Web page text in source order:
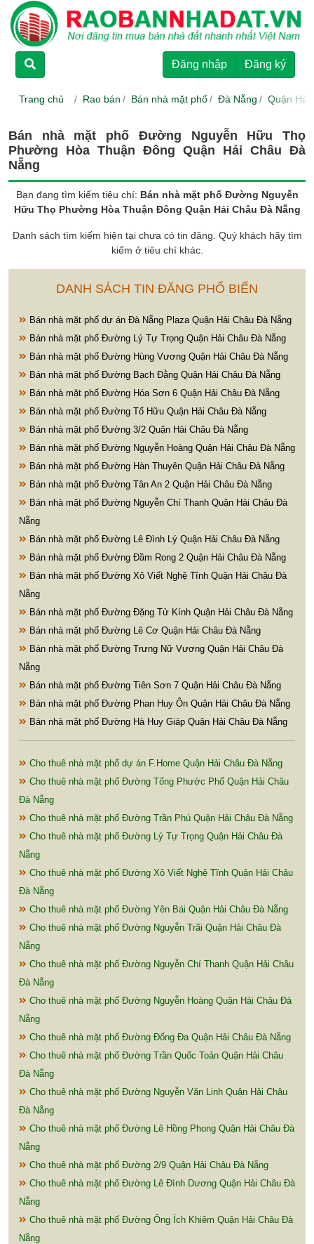
Đăng nhập Đăng ký
Trang chủ Rao bán Bán nhà mặt phố Đà Nẵng Quận Hải
Bán nhà mặt phố Đường Nguyễn Hữu Thọ
Phường Hòa Thuận Đông Quận Hải Châu Đà
Nẵng
Bạn đang tìm kiếm tiêu chí: Bán nhà mặt phố Đường Nguyễn
Hữu Thọ Phường Hòa Thuận Đông Quận Hải Châu Đà Nẵng
Danh sách tìm kiếm hiện tại chưa có tin đăng. Quý khách hãy tìm
kiếm ở tiêu chí khác.
DANH SÁCH TIN ĐĂNG PHỔ BIẾN
Bán nhà mặt phố dự án Đà Nẵng Plaza Quận Hải Châu Đà Nẵng
Bán nhà mặt phố Đường Lý Tự Trọng Quận Hải Châu Đà Nẵng
Bán nhà mặt phố Đường Hùng Vương Quận Hải Châu Đà Nẵng
Bán nhà mặt phố Đường Bạch Đằng Quận Hải Châu Đà Nẵng
Bán nhà mặt phố Đường Hóa Sơn 6 Quận Hải Châu Đà Nẵng
Bán nhà mặt phố Đường Tố Hữu Quận Hải Châu Đà Nẵng
Bán nhà mặt phố Đường 3/2 Quận Hải Châu Đà Nẵng
Bán nhà mặt phố Đường Nguyễn Hoàng Quận Hải Châu Đà Nẵng
Bán nhà mặt phố Đường Hàn Thuyên Quận Hải Châu Đà Nẵng
Bán nhà mặt phố Đường Tân An 2 Quận Hải Châu Đà Nẵng
Bán nhà mặt phố Đường Nguyễn Chí Thanh Quận Hải Châu Đà
Nẵng
Bán nhà mặt phố Đường Lê Đình Lý Quận Hải Châu Đà Nẵng
Bán nhà mặt phố Đường Đầm Rong 2 Quận Hải Châu Đà Nẵng
Bán nhà mặt phố Đường Xô Viết Nghệ Tĩnh Quận Hải Châu Đà
Nẵng
Bán nhà mặt phố Đường Đặng Tử Kính Quận Hải Châu Đà Nẵng
Bán nhà mặt phố Đường Lê Cơ Quận Hải Châu Đà Nẵng
Bán nhà mặt phố Đường Trưng Nữ Vương Quận Hải Châu Đà
Nẵng
Bán nhà mặt phố Đường Tiên Sơn 7 Quận Hải Châu Đà Nẵng
Bán nhà mặt phố Đường Phan Huy Ôn Quận Hải Châu Đà Nẵng
Bán nhà mặt phố Đường Hà Huy Giáp Quận Hải Châu Đà Nẵng
Cho thuê nhà mặt phố dự án F.Home Quận Hải Châu Đà Nẵng
Cho thuê nhà mặt phố Đường Tống Phước Phổ Quận Hải Châu
Đà Nẵng
Cho thuê nhà mặt phố Đường Trần Phú Quận Hải Châu Đà Nẵng
Cho thuê nhà mặt phố Đường Lý Tự Trọng Quận Hải Châu Đà
Nẵng
Cho thuê nhà mặt phố Đường Xô Viết Nghệ Tĩnh Quận Hải Châu
Đà Nẵng
Cho thuê nhà mặt phố Đường Yên Bái Quận Hải Châu Đà Nẵng
Cho thuê nhà mặt phố Đường Nguyễn Trãi Quận Hải Châu Đà
Nẵng
Cho thuê nhà mặt phố Đường Nguyễn Chí Thanh Quận Hải Châu
Đà Nẵng
Cho thuê nhà mặt phố Đường Nguyễn Hoàng Quận Hải Châu Đà
Nẵng
Cho thuê nhà mặt phố Đường Đống Đa Quận Hải Châu Đà Nẵng
Cho thuê nhà mặt phố Đường Trần Quốc Toản Quận Hải Châu
Đà Nẵng
Cho thuê nhà mặt phố Đường Nguyễn Văn Linh Quận Hải Châu
Đà Nẵng
Cho thuê nhà mặt phố Đường Lê Hồng Phong Quận Hải Châu Đà
Nẵng
Cho thuê nhà mặt phố Đường 2/9 Quận Hải Châu Đà Nẵng
Cho thuê nhà mặt phố Đường Lê Đình Dương Quận Hải Châu Đà
Nẵng
Cho thuê nhà mặt phố Đường Ông Ích Khiêm Quận Hải Châu Đà
Nẵng
TRANG CHỦ
CHO THUÊ
DỰ ÁN
HƯỚNG DẪN